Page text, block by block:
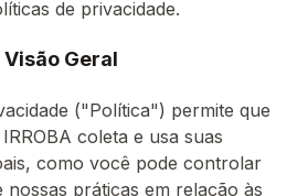
de privacidade.
Visão Geral
("Política") permite que
coleta e usa suas
como você pode controlar
nossas práticas em relação às